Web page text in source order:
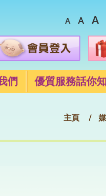
A A A
們 優質服務話你知
主頁